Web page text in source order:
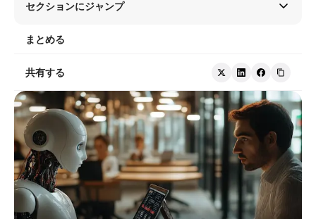
セクションにジャンプ
まとめる
共有する